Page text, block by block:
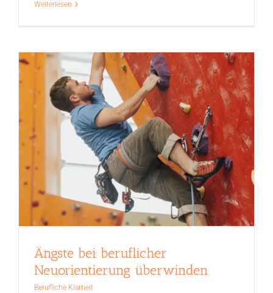
Weiterlesen
Ängste bei beruflicher
Neuorientierung überwinden
Berufliche Klarheit